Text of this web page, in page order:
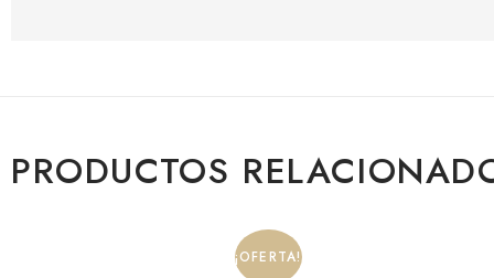
PRODUCTOS
¡OFERTA!